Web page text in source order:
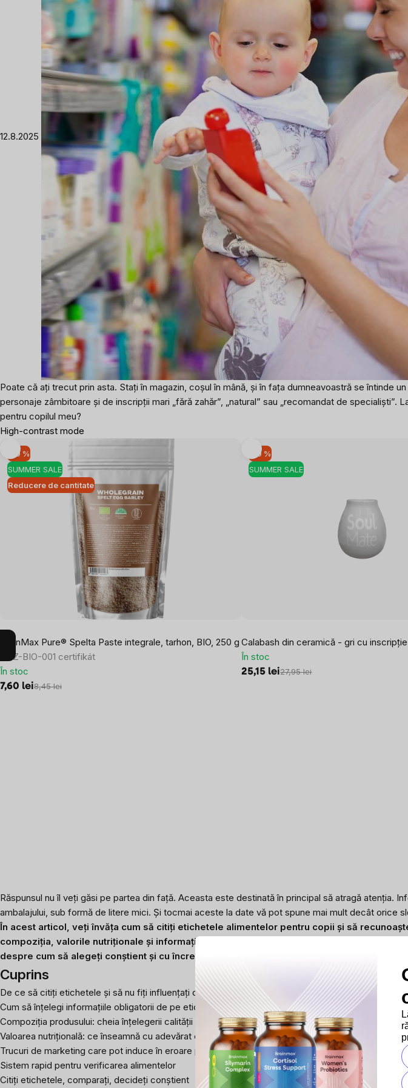
12.8.2025
Poate că ați trecut prin asta. Stați în magazin, coșul în mână, și în fața dumneavoastră se întinde
personaje zâmbitoare și de inscripții mari „fără zahăr”, „natural” sau „recomandat de specialiști”.
pentru copilul meu?
High-contrast mode
SUMMER SALE
Reducere de cantitate
-10 %
BrainMax Pure® Spelta Paste integrale, tarhon, BIO, 250 g
*CZ-BIO-001 certifikát
În stoc
7,60 lei8,45 lei
SUMMER SALE
-10 %
Calabash din ceramică - gri cu inscripție
În stoc
25,15 lei27,95 lei
Răspunsul nu îl veți găsi pe partea din față. Aceasta este destinată în principal să atragă atenția.
ambalajului, sub formă de litere mici. Și tocmai aceste la date vă pot spune mai mult decât orice
În acest articol, veți învăța cum să citiți etichetele alimentelor pentru copii și să
compoziția, valorile nutriționale și informațiile obligatorii conform legislației. Veți
despre cum să alegeți conștient și cu încredere atunci când faceți cumpărături.
Cuprins
De ce să citiți etichetele și să nu fiți influențați de publicitate
Cum să înțelegi informațiile obligatorii de pe etichetă
Compoziția produsului: cheia înțelegerii calității
Valoarea nutrițională: ce înseamnă cu adevărat cifrele
Trucuri de marketing care pot induce în eroare părinții
Sistem rapid pentru verificarea alimentelor
Citiți etichetele, comparați, decideți conștient